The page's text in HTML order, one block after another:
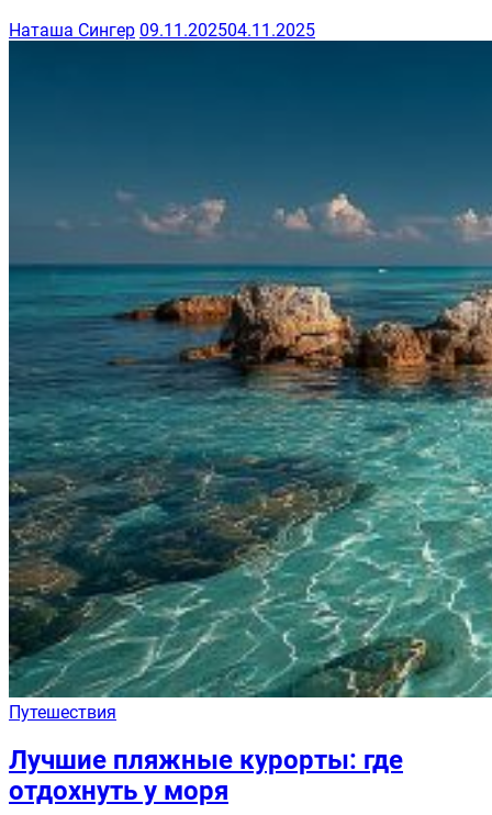
Наташа Сингер 09.11.202504.11.2025
Путешествия
Лучшие пляжные курорты: где
отдохнуть у моря